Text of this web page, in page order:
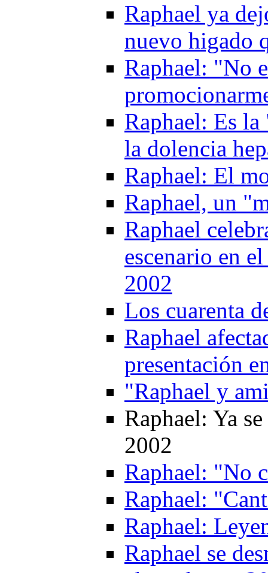
Raphael ya
nuevo higado
Raphael: "No
Raphael: Es
la dolencia
Raphael: El
Raphael, un
Raphael
escenario en
2002
Los cuarenta
Raphael
presentación
"Raphael y
Raphael: Ya
2002
Raphael: "No
Raphael:
Raphael:
Raphael se